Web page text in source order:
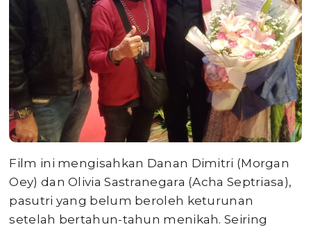
Film ini mengisahkan Danan Dimitri (Morgan
Oey) dan Olivia Sastranegara (Acha Septriasa),
pasutri yang belum beroleh keturunan
setelah bertahun-tahun menikah. Seiring